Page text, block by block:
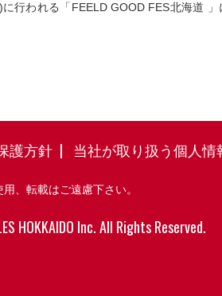
行われる「FEELD GOOD FES北海道
護方針 当社が取り扱う個人情
、転載はご遠慮下さい。
HOKKAIDO Inc. All Rights Reserved.